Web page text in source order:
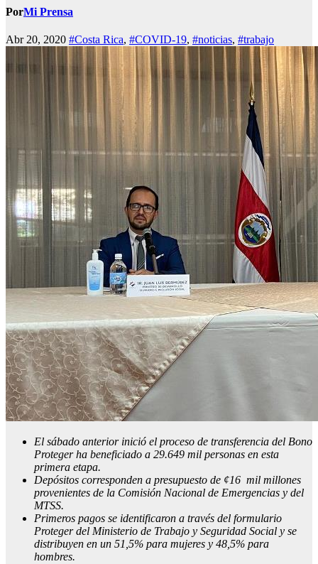
PorMi Prensa
Abr 20, 2020 #Costa Rica, #COVID-19, #noticias, #trabajo
El sábado anterior inició el proceso de transferencia del Bono
Proteger ha beneficiado a 29.649 mil personas en esta
primera etapa.
Depósitos corresponden a presupuesto de ¢16 mil millones
provenientes de la Comisión Nacional de Emergencias y del
MTSS.
Primeros pagos se identificaron a través del formulario
Proteger del Ministerio de Trabajo y Seguridad Social y se
distribuyen en un 51,5% para mujeres y 48,5% para
hombres.